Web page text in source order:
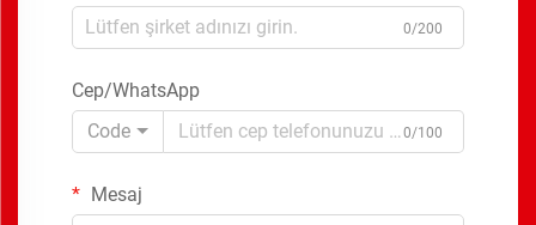
0/200
Cep/WhatsApp
Code
0/100
Mesaj